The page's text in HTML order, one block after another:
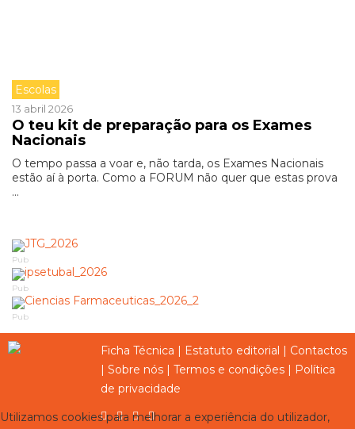
Escolas
13 abril 2026
O teu kit de preparação para os Exames
Nacionais
O tempo passa a voar e, não tarda, os Exames Nacionais
estão aí à porta. Como a FORUM não quer que estas prova
...
Pub
Pub
Pub
Ficha Técnica | Estatuto editorial | Contactos
| Sobre nós | Termos e condições | Política
de privacidade
Utilizamos cookies para melhorar a experiência do utilizador,